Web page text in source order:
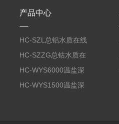
产品中心
HC-SZL总铝水质在线
分析仪
HC-SZZG总钴水质在
线分析仪
HC-WYS6000温盐深
分析仪
HC-WYS1500温盐深